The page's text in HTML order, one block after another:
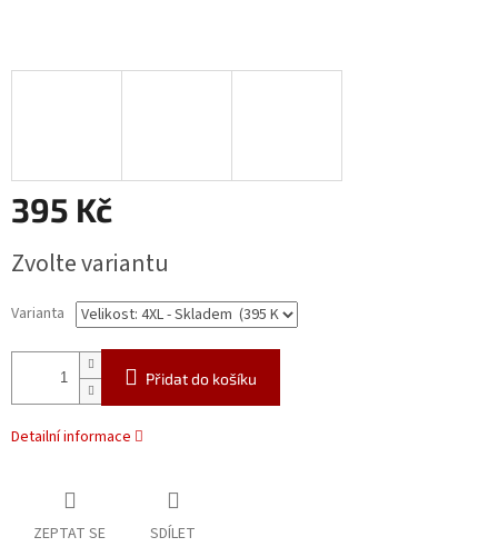
395 Kč
cena:
Zvolte variantu
Varianta
Přidat do košíku
Detailní informace
ZEPTAT SE SDÍLET